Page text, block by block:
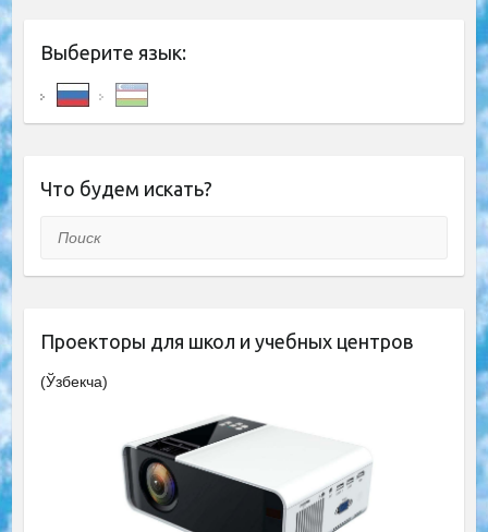
Выберите язык:
Что будем искать?
Поиск
Проекторы для школ и учебных центров
(Ўзбекча)